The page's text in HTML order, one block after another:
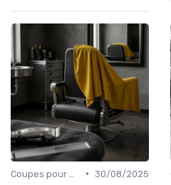
• 30/08/2025